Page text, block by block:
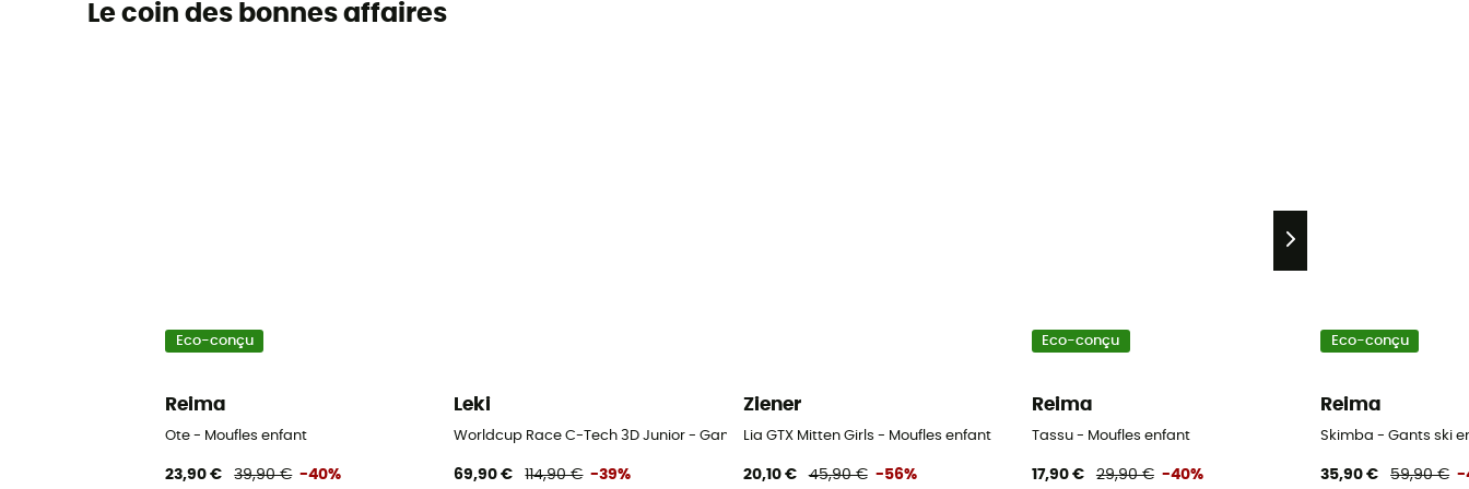
Le coin des bonnes affaires
Eco-conçu
Reima
Ote - Moufles enfant
23,90 € 39,90 € -40%
Leki
Worldcup Race C-Tech 3D Junior - Gants ski enfant
69,90 € 114,90 € -39%
Ziener
Lia GTX Mitten Girls - Moufles enfant
20,10 € 45,90 € -56%
Eco-conçu
Reima
Tassu - Moufles enfant
17,90 € 29,90 € -40%
Eco-conçu
Reima
Skimba - Gants ski
35,90 € 59,90 € -